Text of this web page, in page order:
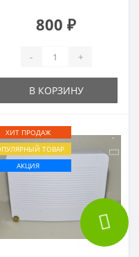
800 ₽
- +
В КОРЗИНУ
ХИТ ПРОДАЖ
ТОВАР
АКЦИЯ